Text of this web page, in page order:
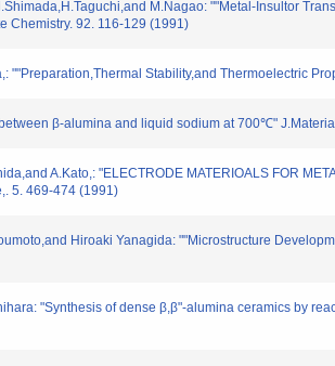
M.Nagao: ""Metal-Insultor
Chemistry. 92. 116-129 (1991)
""Preparation,Thermal Stability,and Thermoelectric
β-alumina and liquid sodium at 700℃"
A.Kato,: "ELECTRODE MATERIOALS FOR
5. 469-474 (1991)
Hiroaki Yanagida: ""Microstructure
"Synthesis of dense β,β"-alumina ceramics by